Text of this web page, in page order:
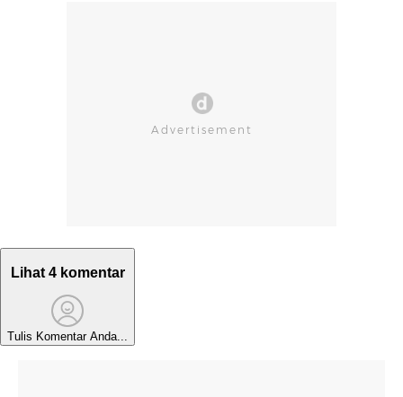
Lihat 4 komentar
Tulis Komentar Anda...